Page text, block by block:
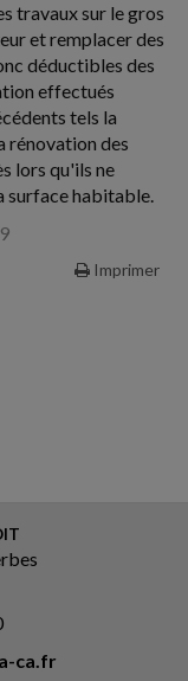
travaux sur le gros
et remplacer des
déductibles des
effectués
tels la
rénovation des
lors qu'ils ne
surface habitable.
Imprimer
ca.fr